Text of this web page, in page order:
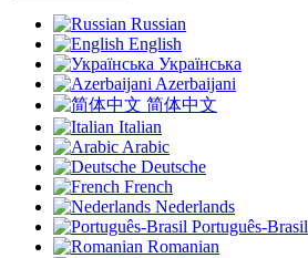
Russian
English
Українська
Azerbaijani
简体中文
Italian
Arabic
Deutsche
French
Nederlands
Português-Brasil
Romanian